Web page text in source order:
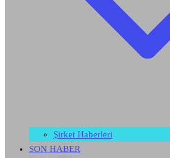
Şirket Haberleri
SON HABER